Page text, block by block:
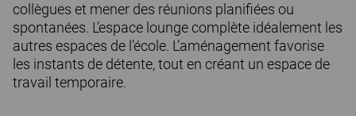
collègues et mener des réunions planifiées ou
spontanées. L’espace lounge complète idéalement les
autres espaces de l’école. L’aménagement favorise
les instants de détente, tout en créant un espace de
travail temporaire.